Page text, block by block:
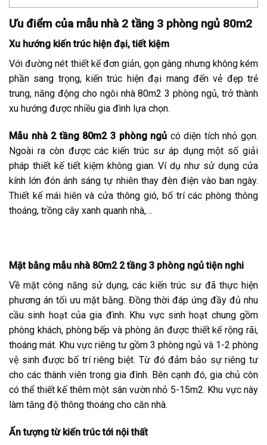
Ưu điểm của mẫu nhà 2 tầng 3 phòng ngủ 80m2
Xu hướng kiến trúc hiện đại, tiết kiệm
Với đường nét thiết kế đơn giản, gọn gàng nhưng không kém
phần sang trọng, kiến trúc hiện đại mang đến vẻ đẹp trẻ
trung, năng động cho ngôi nhà 80m2 3 phòng ngủ, trở thành
xu hướng được nhiều gia đình lựa chọn.
Mẫu nhà 2 tầng 80m2 3 phòng ngủ có diện tích nhỏ gọn.
Ngoài ra còn được các kiến trúc sư áp dụng một số giải
pháp thiết kế tiết kiệm không gian. Ví dụ như sử dụng cửa
kính lớn đón ánh sáng tự nhiên thay đèn điện vào ban ngày.
Thiết kế mái hiên và cửa thông gió, bố trí các phòng thông
thoáng, trồng cây xanh quanh nhà,…
Mặt bằng mẫu nhà 80m2 2 tầng 3 phòng ngủ tiện nghi
Về mặt công năng sử dụng, các kiến trúc sư đã thực hiện
phương án tối ưu mặt bằng. Đồng thời đáp ứng đầy đủ nhu
cầu sinh hoạt của gia đình. Khu vực sinh hoạt chung gồm
phòng khách, phòng bếp và phòng ăn được thiết kế rộng rãi,
thoáng mát. Khu vực riêng tư gồm 3 phòng ngủ và 1-2 phòng
vệ sinh được bố trí riêng biệt. Từ đó đảm bảo sự riêng tư
cho các thành viên trong gia đình. Bên cạnh đó, gia chủ còn
có thể thiết kế thêm một sân vườn nhỏ 5-15m2. Khu vực này
làm tăng độ thông thoáng cho căn nhà.
Ấn tượng từ kiến trúc tới nội thất